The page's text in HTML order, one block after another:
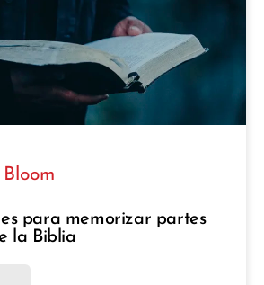
Bloom
para memorizar partes
la Biblia